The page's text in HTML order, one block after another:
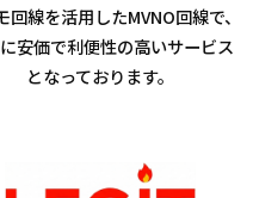
回線を活用したMVNO回線で、
安価で利便性の高いサービス
となっております。